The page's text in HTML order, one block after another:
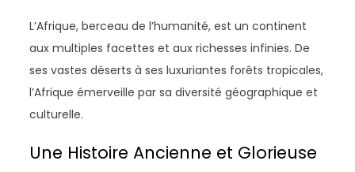
L’Afrique, berceau de l’humanité, est un continent
aux multiples facettes et aux richesses infinies. De
ses vastes déserts à ses luxuriantes forêts tropicales,
l’Afrique émerveille par sa diversité géographique et
culturelle.
Une Histoire Ancienne et Glorieuse